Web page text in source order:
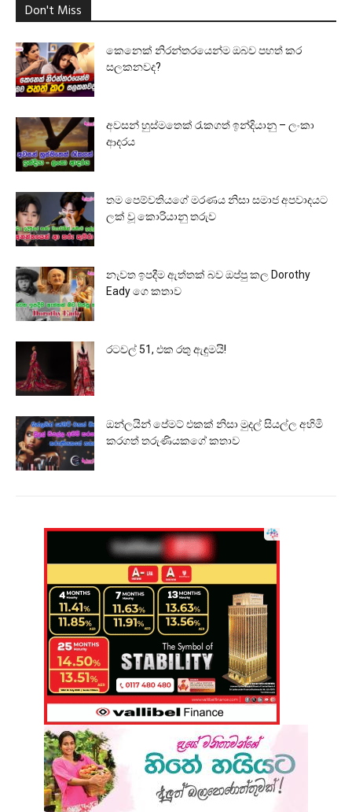
Don't Miss
කෙනෙක් නිරන්තරයෙන්ම ඔබව පහත් කර
සලකනවද?
අවසන් හුස්මතෙක් රැකගත් ඉන්දියානු – ලංකා
ආදරය
තම පෙම්වතියගේ මරණය නිසා සමාජ අපවාදයට
ලක් වූ කොරියානු තරුව
නැවත ඉපදීම ඇත්තක් බව ඔප්පු කල Dorothy
Eady ගෙ කතාව
රටවල් 51, එක රතු ඇඳුමයි!
ඔන්ලයින් පේමට් එකක් නිසා මුදල් සියල්ල අහිමි
කරගත් තරුණියකගේ කතාව